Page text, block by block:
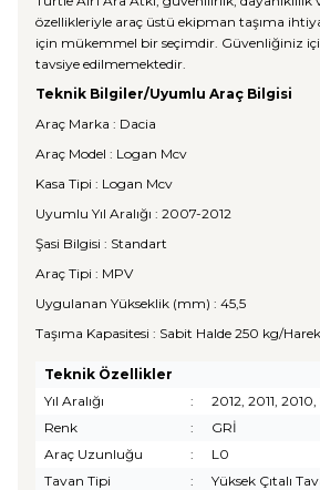
özellikleriyle araç üstü ekipman taşıma
için mükemmel bir seçimdir. Güvenliğiniz
tavsiye edilmemektedir.
Teknik Bilgiler/Uyumlu Araç Bilgisi
Araç Marka : Dacia
Araç Model : Logan Mcv
Kasa Tipi : Logan Mcv
Uyumlu Yıl Aralığı : 2007-2012
Şasi Bilgisi : Standart
Araç Tipi : MPV
Uygulanan Yükseklik (mm) : 45,5
Taşıma Kapasitesi : Sabit Halde 250 kg/
Teknik Özellikler
Yıl Aralığı
:
2012, 2011,
Renk
:
GRİ
Araç Uzunluğu
:
L0
Tavan Tipi
:
Yüksek Çıtalı